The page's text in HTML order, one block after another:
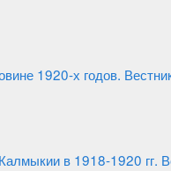
1920-х годов.
Калмыкии в 1918-1920